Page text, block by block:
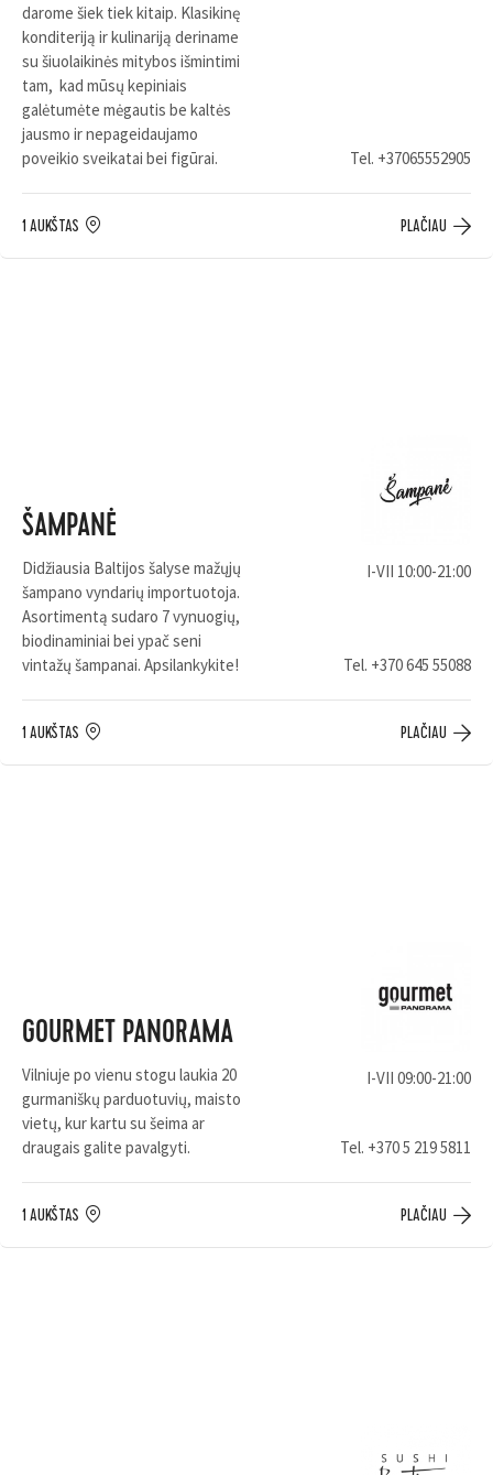
darome šiek tiek kitaip. Klasikinę
konditeriją ir kulinariją deriname
su šiuolaikinės mitybos išmintimi
tam, kad mūsų kepiniais
galėtumėte mėgautis be kaltės
jausmo ir nepageidaujamo
poveikio sveikatai bei figūrai.
Tel. +37065552905
1 AUKŠTAS PLAČIAU
ŠAMPANĖ
Didžiausia Baltijos šalyse mažųjų
šampano vyndarių importuotoja.
Asortimentą sudaro 7 vynuogių,
biodinaminiai bei ypač seni
vintažų šampanai. Apsilankykite!
I-VII 10:00-21:00
Tel. +370 645 55088
1 AUKŠTAS PLAČIAU
GOURMET PANORAMA
Vilniuje po vienu stogu laukia 20
gurmaniškų parduotuvių, maisto
vietų, kur kartu su šeima ar
draugais galite pavalgyti.
I-VII 09:00-21:00
Tel. +370 5 219 5811
1 AUKŠTAS PLAČIAU